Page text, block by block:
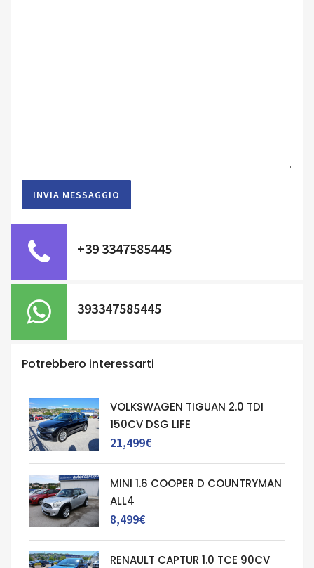
+39 3347585445
393347585445
Potrebbero interessarti
VOLKSWAGEN TIGUAN 2.0 TDI
150CV DSG LIFE
21,499€
MINI 1.6 COOPER D COUNTRYMAN
ALL4
8,499€
RENAULT CAPTUR 1.0 TCE 90CV